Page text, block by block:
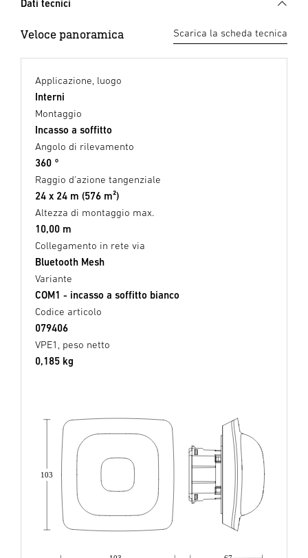
Dati tecnici
Veloce panoramica Scarica la scheda tecnica
Applicazione, luogo
Interni
Montaggio
Incasso a soffitto
Angolo di rilevamento
360 °
Raggio d'azione tangenziale
24 x 24 m (576 m²)
Altezza di montaggio max.
10,00 m
Collegamento in rete via
Bluetooth Mesh
Variante
COM1 - incasso a soffitto bianco
Codice articolo
079406
VPE1, peso netto
0,185 kg
103